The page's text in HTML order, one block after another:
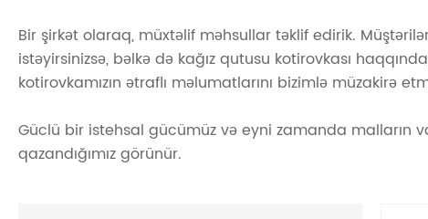
Bir şirkət olaraq, müxtəlif məhsullar təklif edirik.
istəyirsinizsə, bəlkə də kağız qutusu kotirovkası
kotirovkamızın ətraflı məlumatlarını bizimlə müzakirə
Güclü bir istehsal gücümüz və eyni zamanda malların
qazandığımız görünür.